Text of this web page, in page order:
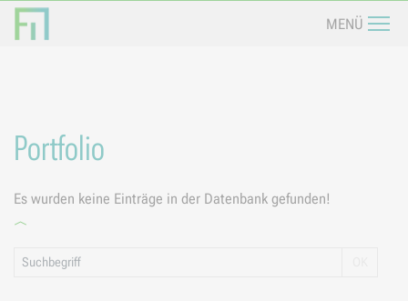
MENÜ
Portfolio
Es wurden keine Einträge in der Datenbank gefunden!